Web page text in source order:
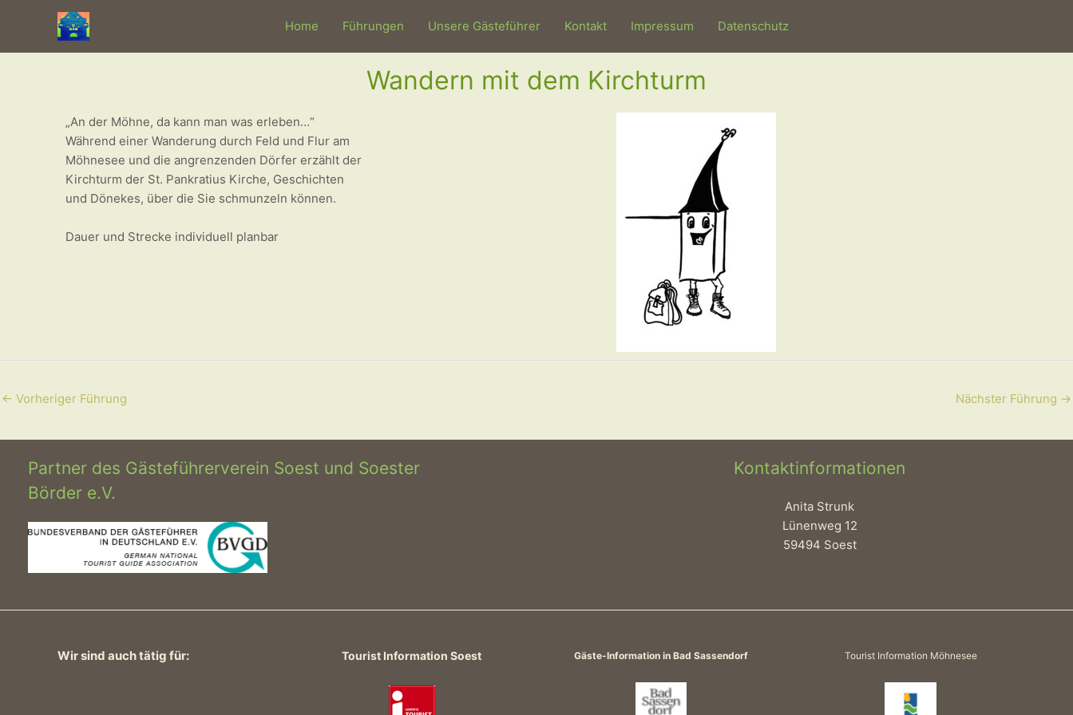
Home Führungen Unsere Gästeführer Kontakt Impressum Datenschutz
Wandern mit dem Kirchturm
„An der Möhne, da kann man was erleben…“
Während einer Wanderung durch Feld und Flur am
Möhnesee und die angrenzenden Dörfer erzählt der
Kirchturm der St. Pankratius Kirche, Geschichten
und Dönekes, über die Sie schmunzeln können.
Dauer und Strecke individuell planbar
← Vorheriger Führung Nächster Führung →
Partner des Gästeführerverein Soest und Soester
Börder e.V.
Kontaktinformationen
Anita Strunk
Lünenweg 12
59494 Soest
Wir sind auch tätig für: Tourist Information Soest Gäste-Information in Bad Sassendorf Tourist Information Möhnesee